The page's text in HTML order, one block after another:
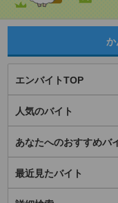
か
エンバイトTOP
人気のバイト
あなたへのおすすめバ
最近見たバイト